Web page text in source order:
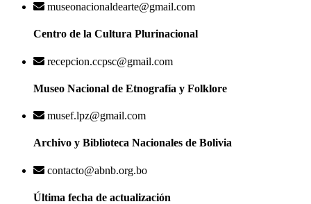
museonacionaldearte@gmail.com
Centro de la Cultura Plurinacional
recepcion.ccpsc@gmail.com
Museo Nacional de Etnografía y Folklore
musef.lpz@gmail.com
Archivo y Biblioteca Nacionales de Bolivia
contacto@abnb.org.bo
Última fecha de actualización